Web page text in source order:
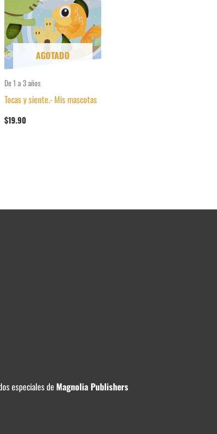
AGOTADO
De 1 a 3 años
Tocas y siente.- Mis mascotas
$19.90
especiales de Magnolia Publishers